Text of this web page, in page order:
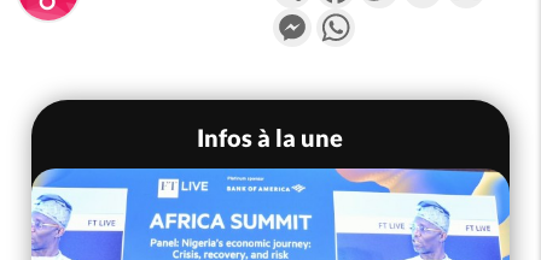
Messenger
Infos à la une